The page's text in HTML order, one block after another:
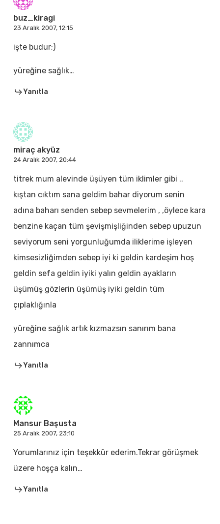
buz_kiragi
23 Aralık 2007, 12:15
işte budur;)
yüreğine sağlık…
Yanıtla
miraç akyüz
24 Aralık 2007, 20:44
titrek mum alevinde üşüyen tüm iklimler gibi ..
kıştan cıktım sana geldim bahar diyorum senin
adına baharı senden sebep sevmelerim , ,öylece kara
benzine kaçan tüm şevişmişliğinden sebep upuzun
seviyorum seni yorgunluğumda iliklerime işleyen
kimsesizliğimden sebep iyi ki geldin kardeşim hoş
geldin sefa geldin iyiki yalın geldin ayakların
üşümüş gözlerin üşümüş iyiki geldin tüm
çıplaklığınla
yüreğine sağlık artık kızmazsın sanırım bana
zannımca
Yanıtla
Mansur Başusta
25 Aralık 2007, 23:10
Yorumlarınız için teşekkür ederim.Tekrar görüşmek
üzere hoşça kalın…
Yanıtla